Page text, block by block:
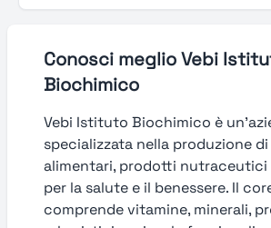
Conosci meglio Vebi
Biochimico
Vebi Istituto Biochimico è
specializzata nella produzione
alimentari, prodotti nutraceutici
per la salute e il benessere. Il
comprende vitamine, minerali,